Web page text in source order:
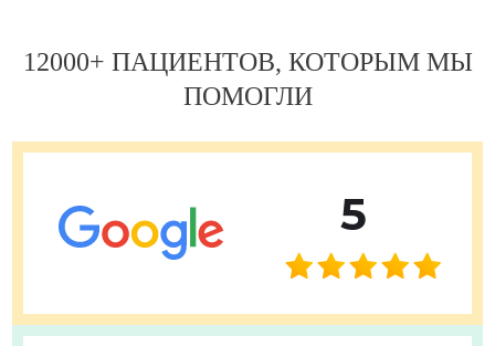
12000+ ПАЦИЕНТОВ, КОТОРЫМ МЫ
ПОМОГЛИ
5